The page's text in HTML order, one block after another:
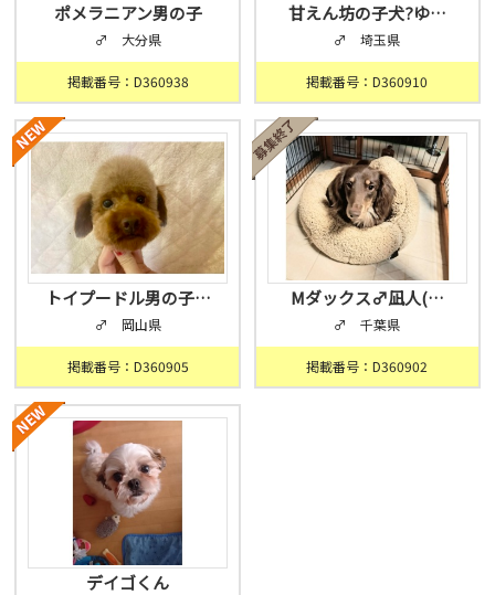
ポメラニアン男の子
♂ 大分県
掲載番号：D360938
甘えん坊の子犬?ゆ…
♂ 埼玉県
掲載番号：D360910
トイプードル男の子…
♂ 岡山県
掲載番号：D360905
Mダックス♂凪人(…
♂ 千葉県
掲載番号：D360902
デイゴくん